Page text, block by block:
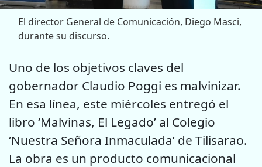
El director General de Comunicación, Diego Masci,
durante su discurso.
Uno de los objetivos claves del
gobernador Claudio Poggi es malvinizar.
En esa línea, este miércoles entregó el
libro ‘Malvinas, El Legado’ al Colegio
‘Nuestra Señora Inmaculada’ de Tilisarao.
La obra es un producto comunicacional